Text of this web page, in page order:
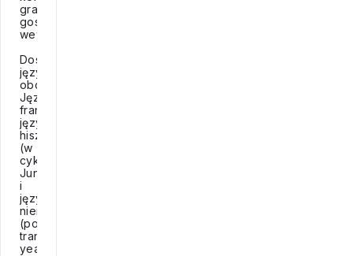
graficzna,
gospodarka
wewnętrzna...
Dostępne
języki
obce:
Język
francuski,
język
hiszpański
(w
cyklu
Junior)
i
język
niemiecki
(podczas
transition
year).